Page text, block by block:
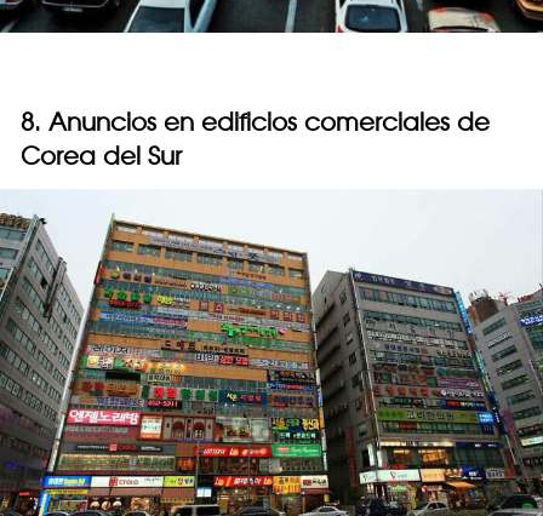
8. Anuncios en edificios comerciales de
Corea del Sur